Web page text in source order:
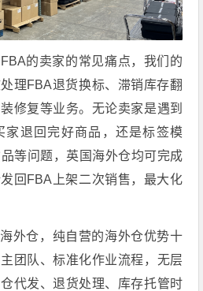
的卖家的常见痛点，我们的
理FBA退货换标、滞销库存翻
修复等业务。无论卖家是遇到
家退回完好商品，还是标签模
等问题，英国海外仓均可完成
回FBA上架二次销售，最大化
外仓，纯自营的海外仓优势十
团队、标准化作业流程，无层
代发、退货处理、库存托管时